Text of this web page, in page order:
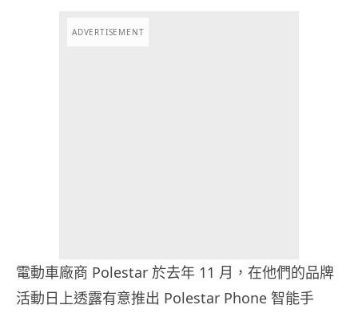
ADVERTISEMENT
電動車廠商 Polestar 於去年 11 月，在他們的品牌
活動日上透露有意推出 Polestar Phone 智能手